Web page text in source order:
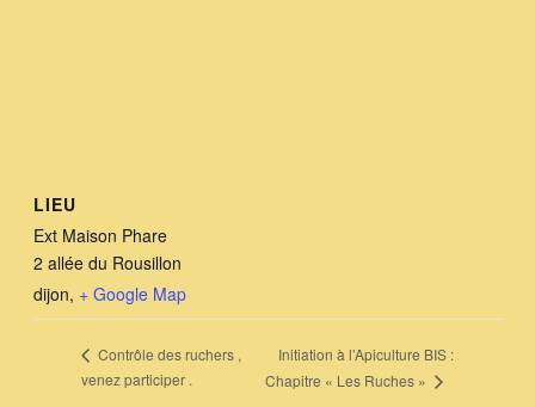
LIEU
Ext Maison Phare
2 allée du Rousillon
dijon, + Google Map
Contrôle des ruchers ,
venez participer .
Initiation à l’Apiculture BIS :
Chapitre « Les Ruches »